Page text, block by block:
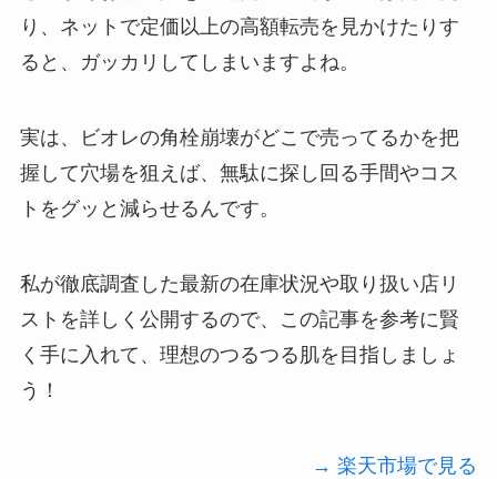
り、ネットで定価以上の高額転売を見かけたりす
ると、ガッカリしてしまいますよね。
実は、ビオレの角栓崩壊がどこで売ってるかを把
握して穴場を狙えば、無駄に探し回る手間やコス
トをグッと減らせるんです。
私が徹底調査した最新の在庫状況や取り扱い店リ
ストを詳しく公開するので、この記事を参考に賢
く手に入れて、理想のつるつる肌を目指しましょ
う！
→ 楽天市場で見る